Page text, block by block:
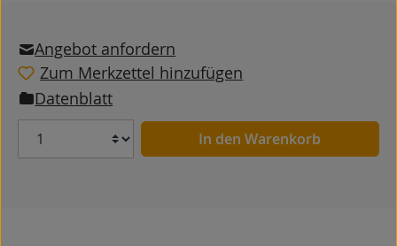
Angebot anfordern
Zum Merkzettel hinzufügen
Datenblatt
Anzahl In den Warenkorb